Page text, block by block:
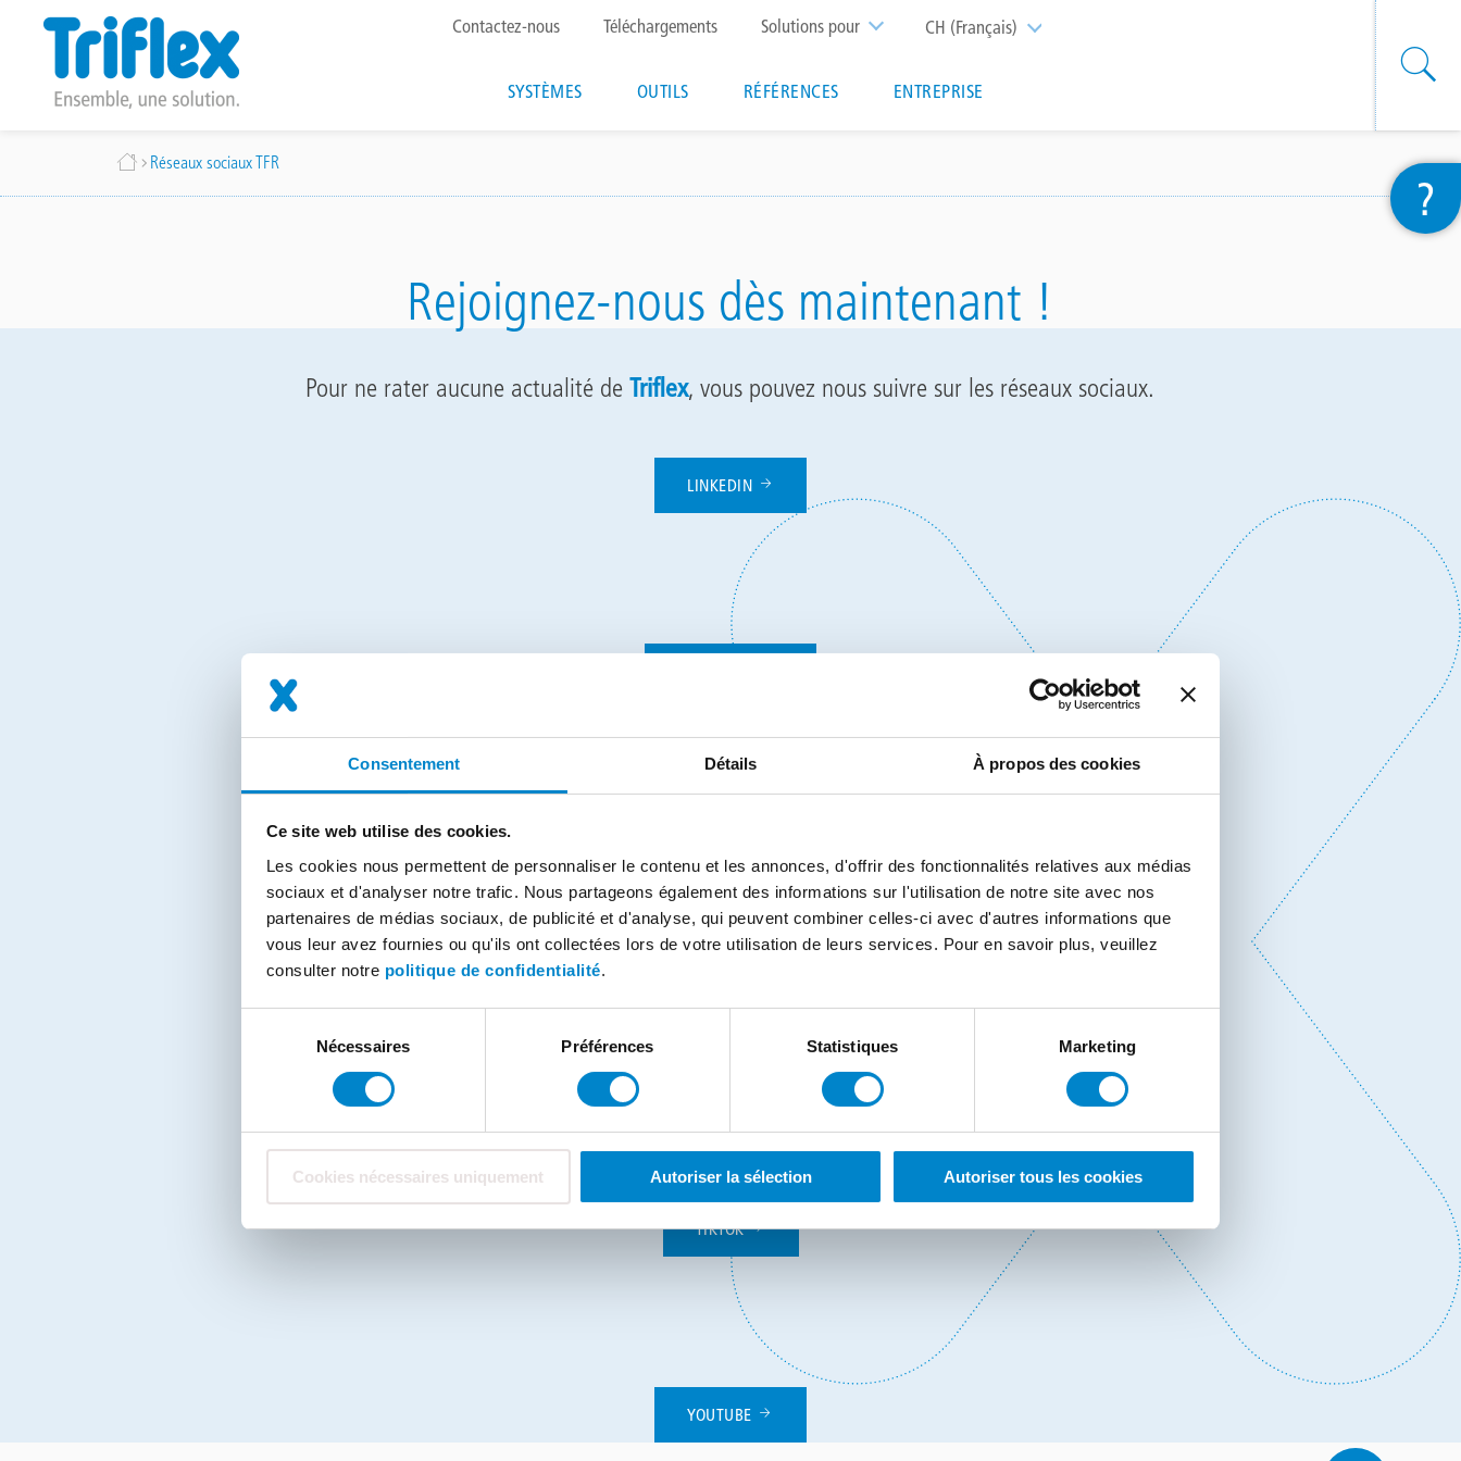
Consentement Détails À propos des cookies
Ce site web utilise des cookies.
Les cookies nous permettent de personnaliser le contenu et les annonces, d'offrir des fonctionnalités relatives aux médias
sociaux et d'analyser notre trafic. Nous partageons également des informations sur l'utilisation de notre site avec nos
partenaires de médias sociaux, de publicité et d'analyse, qui peuvent combiner celles-ci avec d'autres informations que
vous leur avez fournies ou qu'ils ont collectées lors de votre utilisation de leurs services. Pour en savoir plus, veuillez
consulter notre politique de confidentialité.
consentement
Nécessaires Préférences Statistiques Marketing
Cookies nécessaires uniquement Autoriser la sélection Autoriser tous les cookies
contenu
CH (Français) List additional actions
Solutions pour
Top
menu
Contactez-nous Téléchargements
Main
SYSTÈMES OUTILS RÉFÉRENCES ENTREPRISE
Fil
Réseaux sociaux TFR
Rejoignez-nous dès maintenant !
Pour ne rater aucune actualité deTriflex, vous pouvez nous suivre sur les réseaux sociaux.
LINKEDIN
TWITTER
TIKTOK
YOUTUBE
?